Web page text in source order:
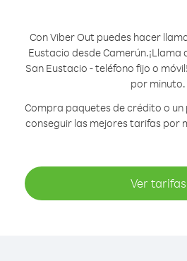
Con Viber Out puedes hacer
Eustacio desde Camerún.¡Llama
San Eustacio - teléfono fijo o
por minuto.
Compra paquetes de crédito o
conseguir las mejores tarifas por
Ver tarifas